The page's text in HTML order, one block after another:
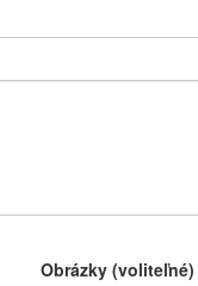
Obrázky (voliteľné)